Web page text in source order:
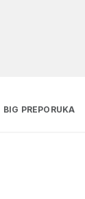
BIG PREPORUKA